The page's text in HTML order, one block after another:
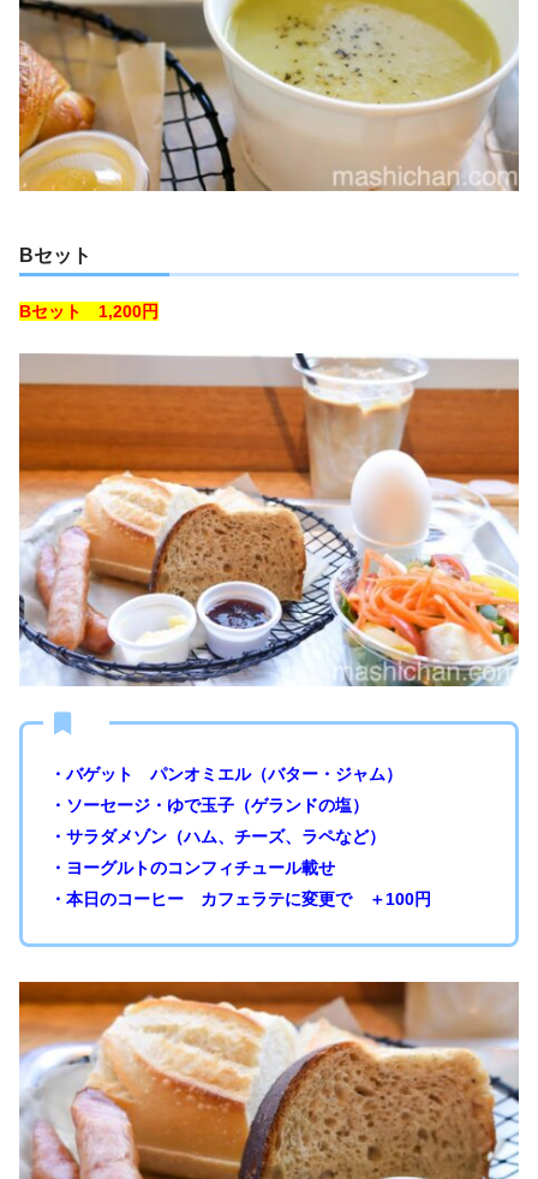
Bセット
Bセット 1,200円
・バゲット パンオミエル（バター・ジャム）
・ソーセージ・ゆで玉子（ゲランドの塩）
・サラダメゾン（ハム、チーズ、ラペなど）
・ヨーグルトのコンフィチュール載せ
・本日のコーヒー カフェラテに変更で ＋100円